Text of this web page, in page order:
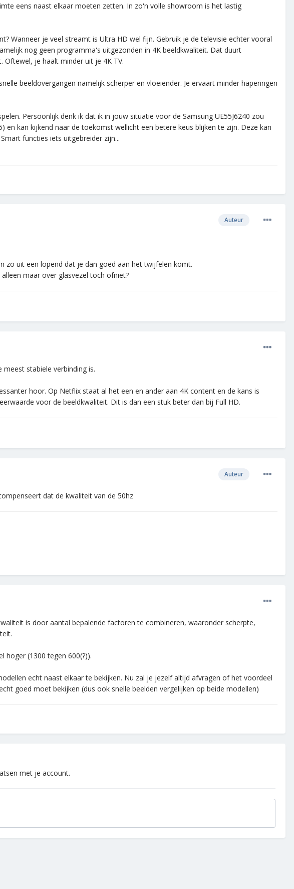
eens naast elkaar moeten zetten. In zo'n volle showroom is het lastig
Wanneer je veel streamt is Ultra HD wel fijn. Gebruik je de televisie echter vooral
nog geen programma's uitgezonden in 4K beeldkwaliteit. Dat duurt
Oftewel, je haalt minder uit je 4K TV.
beeldovergangen namelijk scherper en vloeiender. Je ervaart minder haperingen
Persoonlijk denk ik dat ik in jouw situatie voor de Samsung UE55J6240 zou
en kan kijkend naar de toekomst wellicht een betere keus blijken te zijn. Deze kan
functies iets uitgebreider zijn...
Auteur
zo uit een lopend dat je dan goed aan het twijfelen komt.
maar over glasvezel toch ofniet?
stabiele verbinding is.
hoor. Op Netflix staat al het een en ander aan 4K content en de kans is
voor de beeldkwaliteit. Dit is dan een stuk beter dan bij Full HD.
Auteur
dat de kwaliteit van de 50hz
is door aantal bepalende factoren te combineren, waaronder scherpte,
hoger (1300 tegen 600(?)).
echt naast elkaar te bekijken. Nu zal je jezelf altijd afvragen of het voordeel
goed moet bekijken (dus ook snelle beelden vergelijken op beide modellen)
met je account.